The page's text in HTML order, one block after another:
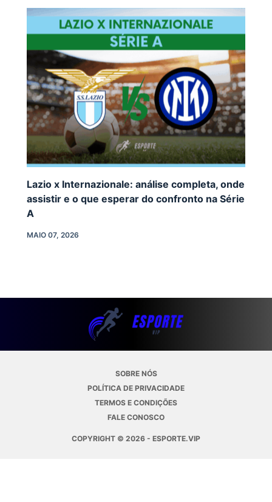
Lazio x Internazionale: análise completa, onde
assistir e o que esperar do confronto na Série
A
MAIO 07, 2026
SOBRE NÓS
POLÍTICA DE PRIVACIDADE
TERMOS E CONDIÇÕES
FALE CONOSCO
COPYRIGHT © 2026 - ESPORTE.VIP